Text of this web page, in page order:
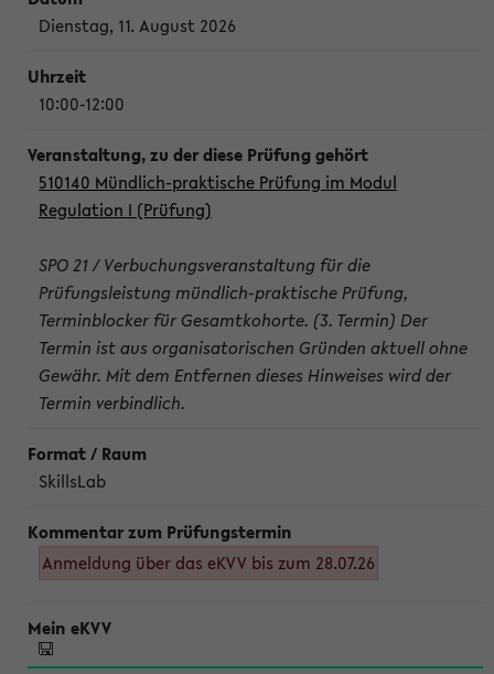
Dienstag, 11. August 2026
10:00-12:00
510140 Mündlich-praktische Prüfung im Modul
Regulation I (Prüfung)
SPO 21 / Verbuchungsveranstaltung für die
Prüfungsleistung mündlich-praktische Prüfung,
Terminblocker für Gesamtkohorte. (3. Termin) Der
Termin ist aus organisatorischen Gründen aktuell ohne
Gewähr. Mit dem Entfernen dieses Hinweises wird der
Termin verbindlich.
SkillsLab
Anmeldung über das eKVV bis zum 28.07.26